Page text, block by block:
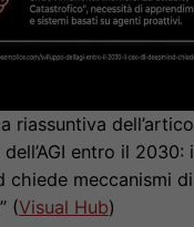
riassuntiva
dell’AGI entro il 2030:
chiede meccanismi di
(Visual Hub)